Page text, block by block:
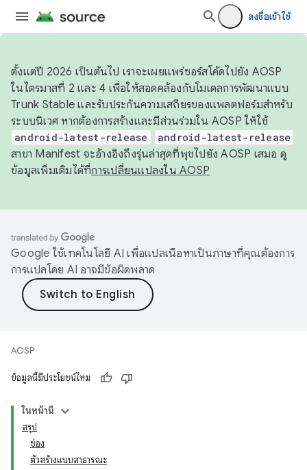
ลงชื่อเข้าใช้
ตั้งแต่ปี 2026 เป็นต้นไป เราจะเผยแพร่ซอร์สโค้ดไปยัง AOSP
ในไตรมาสที่ 2 และ 4 เพื่อให้สอดคล้องกับโมเดลการพัฒนาแบบ
Trunk Stable และรับประกันความเสถียรของแพลตฟอร์มสำหรับ
ระบบนิเวศ หากต้องการสร้างและมีส่วนร่วมใน AOSP ให้ใช้
android-latest-release android-latest-release
สาขา Manifest จะอ้างอิงถึงรุ่นล่าสุดที่พุชไปยัง AOSP เสมอ ดู
ข้อมูลเพิ่มเติมได้ที่การเปลี่ยนแปลงใน AOSP
Google ใช้เทคโนโลยี AI เพื่อแปลเนื้อหาเป็นภาษาที่คุณต้องการ
การแปลโดย AI อาจมีข้อผิดพลาด
AOSP
ข้อมูลนี้มีประโยชน์ไหม
ในหน้านี้
สรุป
ช่อง
ตัวสร้างแบบสาธารณะ